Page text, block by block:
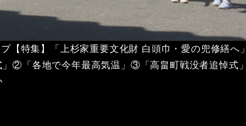
【特集】「上杉家重要文化財 白頭巾・愛の兜修繕へ」
②「各地で今年最高気温」③「高畠町戦没者追悼式」